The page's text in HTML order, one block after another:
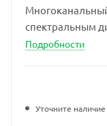
спектральным
Подробности
Уточните наличие